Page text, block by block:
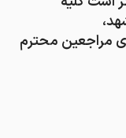
مراجعین محترم